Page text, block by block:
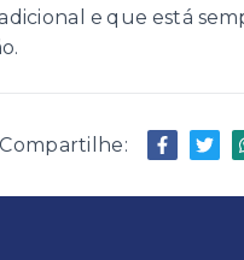
e que está
Compartilhe: